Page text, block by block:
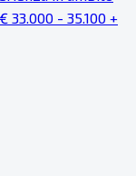
- 35.100 +